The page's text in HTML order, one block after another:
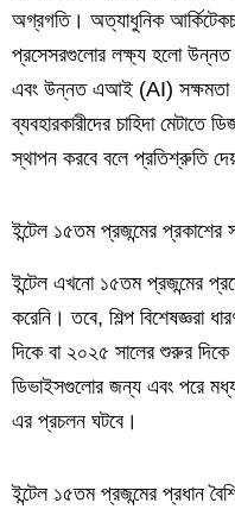
অগ্রগতি। অত্যাধুনিক
প্রসেসরগুলোর লক্ষ্য হলো উন্নত
এবং উন্নত এআই (AI) সক্ষমতা
ব্যবহারকারীদের চাহিদা
স্থাপন করবে বলে প্রতিশ্রুতি
ইন্টেল ১৫তম প্রজন্মের প্রকাশের
ইন্টেল এখনো ১৫তম প্রজন্মের
করেনি। তবে, শিল্প বিশেষজ্ঞরা
দিকে বা ২০২৫ সালের শুরুর
ডিভাইসগুলোর জন্য এবং পরে
এর প্রচলন ঘটবে।
ইন্টেল ১৫তম প্রজন্মের প্রধান